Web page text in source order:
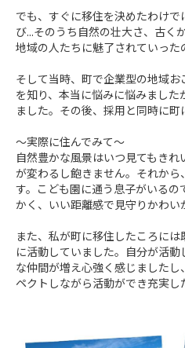
でも、すぐに移住を決めたわけ
び...そのうち自然の壮大さ、古く
地域の人たちに魅了されていった
そして当時、町で企業型の地域
を知り、本当に悩みに悩みまし
ました。その後、採用と同時に町
～実際に住んでみて～
自然豊かな風景はいつ見てもき
が変わるし飽きません。それか
す。こども園に通う息子がいる
かく、いい距離感で見守りかわい
また、私が町に移住したころに
に活動していました。自分が活
な仲間が増え心強く感じました
ペクトしながら活動ができ充実し